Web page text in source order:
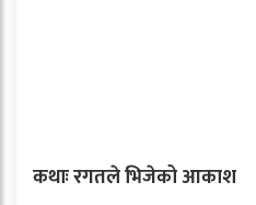
कथाः रगतले भिजेको आकाश